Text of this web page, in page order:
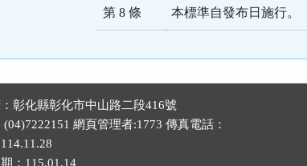
第 8 條 本標準自發布日施行。
彰化縣彰化市中山路二段416號
網頁管理者:1773 傳真電話：
114.11.28
： 115.01.14